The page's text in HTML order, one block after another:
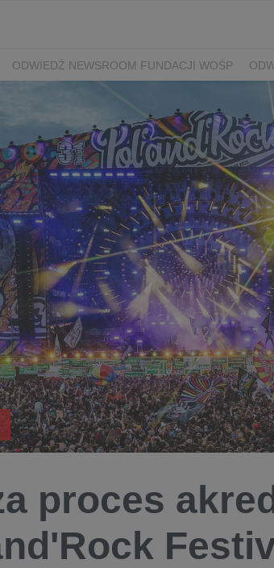
ODWIEDŹ NEWSROOM FUNDACJI WOŚP
proces